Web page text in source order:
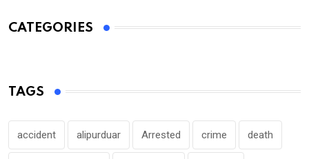
CATEGORIES
TAGS
accident alipurduar Arrested crime death